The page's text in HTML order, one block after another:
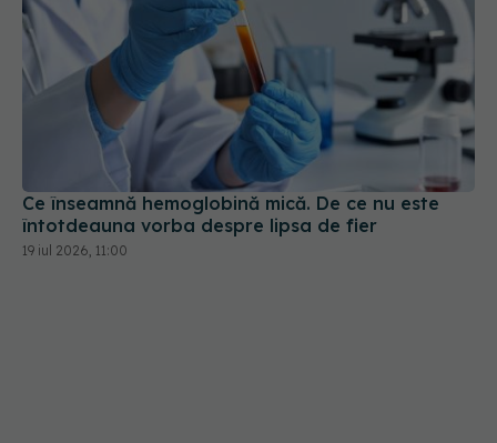
Ce înseamnă hemoglobină mică. De ce nu este
întotdeauna vorba despre lipsa de fier
19 iul 2026, 11:00